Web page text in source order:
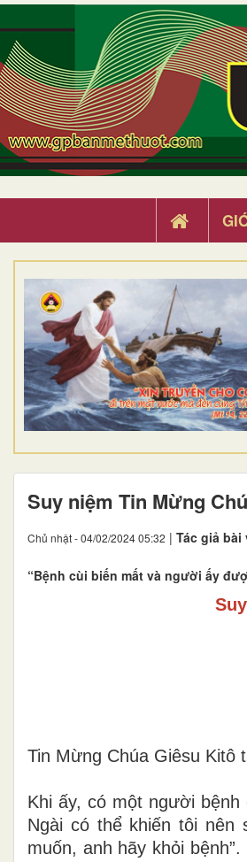
Suy niệm Tin Mừng
Chủ nhật - 04/02/2024 05:32 | Tác giả bài
“Bệnh cùi biến mất và người ấy
Tin Mừng Chúa Giêsu Kitô
Khi ấy, có một người bệnh
Ngài có thể khiến tôi nên
muốn, anh hãy khỏi